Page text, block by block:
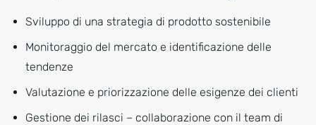
Sviluppo di una strategia di prodotto sostenibile
Monitoraggio del mercato e identificazione delle
tendenze
Valutazione e priorizzazione delle esigenze dei clienti
Gestione dei rilasci – collaborazione con il team di